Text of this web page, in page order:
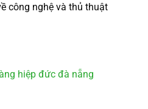
công nghệ và thủ thuật
hiệp đức đà nẵng